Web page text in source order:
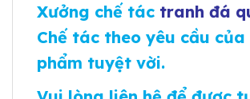
Xưởng chế tác tranh đá
Chế tác theo yêu cầu
phẩm tuyệt vời.